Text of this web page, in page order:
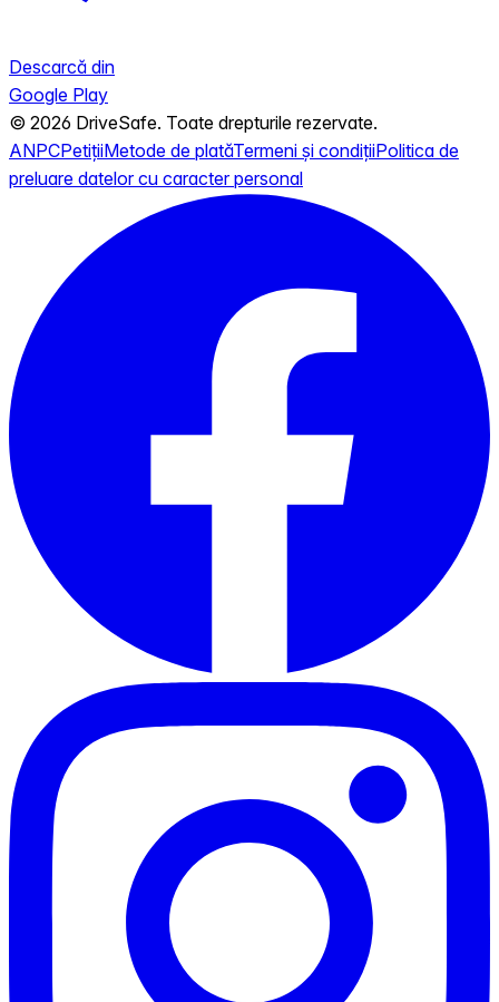
Descarcă din
Google Play
© 2026 DriveSafe. Toate drepturile rezervate.
ANPCPetițiiMetode de platăTermeni și condițiiPolitica de
preluare datelor cu caracter personal